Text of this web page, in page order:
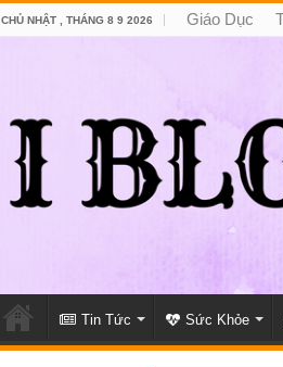
CHỦ NHẬT , THÁNG 8 9 2026 Giáo Dục
Tin Tức Sức Khỏe